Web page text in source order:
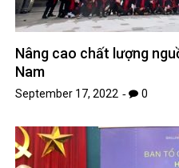
Nâng cao chất lượng
Nam
September 17, 2022 0